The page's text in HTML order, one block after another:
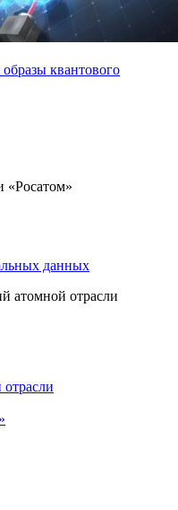
квантового
«Росатом»
данных
атомной отрасли